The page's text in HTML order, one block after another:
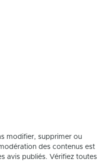
modifier, supprimer ou
des contenus est
avis publiés. Vérifiez toutes